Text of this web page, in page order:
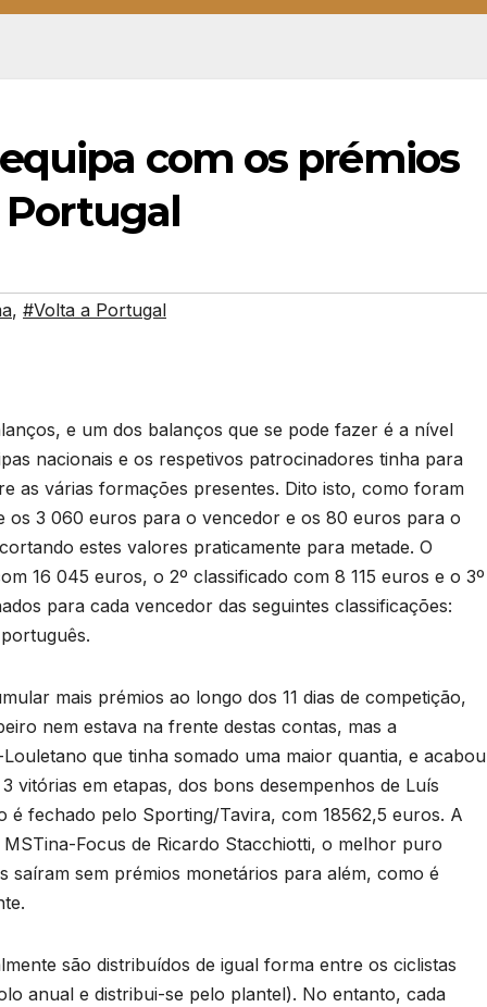
com os prémios
Portugal
, #Volta a Portugal
e um dos balanços que se pode fazer é a nível
nacionais e os respetivos patrocinadores tinha para
as várias formações presentes. Dito isto, como foram
os 3 060 euros para o vencedor e os 80 euros para o
estes valores praticamente para metade. O
16 045 euros, o 2º classificado com 8 115 euros e o 3º
para cada vencedor das seguintes classificações:
mais prémios ao longo dos 11 dias de competição,
nem estava na frente destas contas, mas a
que tinha somado uma maior quantia, e acabou
vitórias em etapas, dos bons desempenhos de Luís
é fechado pelo Sporting/Tavira, com 18562,5 euros. A
Focus de Ricardo Stacchiotti, o melhor puro
sem prémios monetários para além, como é
são distribuídos de igual forma entre os ciclistas
anual e distribui-se pelo plantel). No entanto, cada